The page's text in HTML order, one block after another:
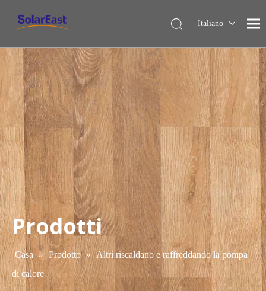
Italiano
Français
Español
Deutsch
Nederlands
Prodotti
Casa » Prodotto » Altri riscaldano e raffreddando la pompa
di calore